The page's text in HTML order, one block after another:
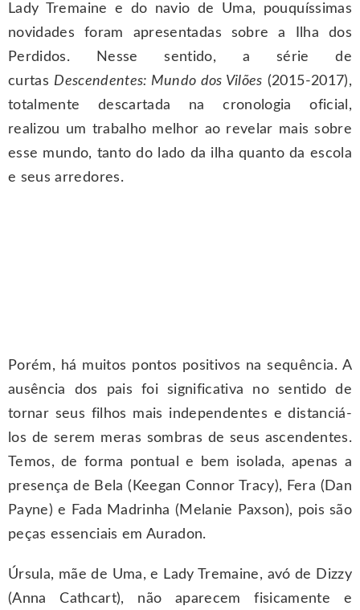
Lady Tremaine e do navio de Uma, pouquíssimas
novidades foram apresentadas sobre a Ilha dos
Perdidos. Nesse sentido, a série de
curtas Descendentes: Mundo dos Vilões (2015-2017),
totalmente descartada na cronologia oficial,
realizou um trabalho melhor ao revelar mais sobre
esse mundo, tanto do lado da ilha quanto da escola
e seus arredores.
Porém, há muitos pontos positivos na sequência. A
ausência dos pais foi significativa no sentido de
tornar seus filhos mais independentes e distanciá-
los de serem meras sombras de seus ascendentes.
Temos, de forma pontual e bem isolada, apenas a
presença de Bela (Keegan Connor Tracy), Fera (Dan
Payne) e Fada Madrinha (Melanie Paxson), pois são
peças essenciais em Auradon.
Úrsula, mãe de Uma, e Lady Tremaine, avó de Dizzy
(Anna Cathcart), não aparecem fisicamente e